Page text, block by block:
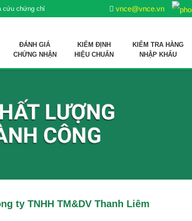
cứu chứng chỉ vnce@vnce.vn
ĐÁNH GIÁ
CHỨNG NHẬN
KIỂM ĐỊNH
HIỆU CHUẨN
KIỂM TRA HÀNG
NHẬP KHẨU
ty TNHH TM&DV Thanh Liêm